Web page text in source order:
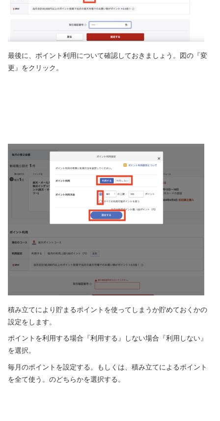
最後に、ポイント利用について確認しておきましょう。図の『変
更』をクリック。
積み立てにより貯まるポイントを使ってしまうか貯めておくかの
設定をします。
ポイントを利用する場合『利用する』しない場合『利用しない』
を選択。
毎月のポイントを設定する。もしくは、積み立てによるポイント
を全て使う。のどちらかを選択する。